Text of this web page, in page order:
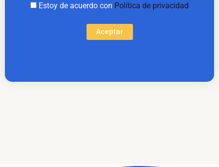
Estoy de acuerdo con Política de privacidad
Aceptar